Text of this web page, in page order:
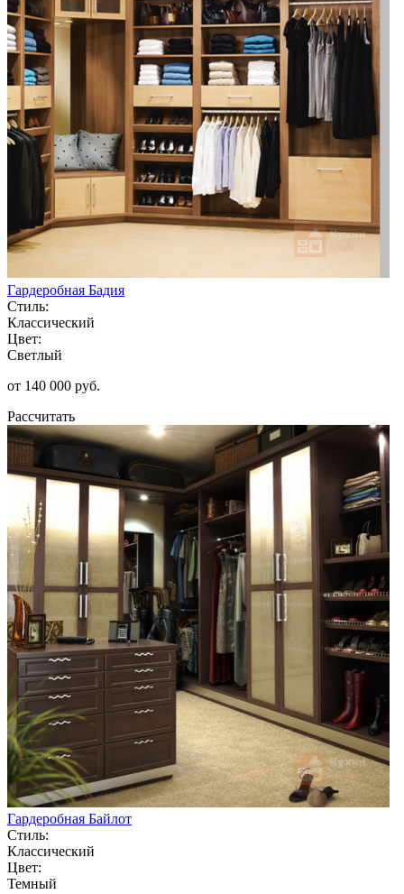
Гардеробная Бадия
Стиль:
Классический
Цвет:
Светлый
от 140 000 руб.
Рассчитать
Гардеробная Байлот
Стиль:
Классический
Цвет:
Темный